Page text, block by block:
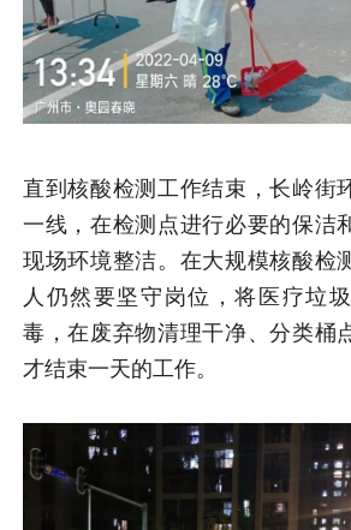
直到核酸检测工作结束，长岭街
一线，在检测点进行必要的保洁
现场环境整洁。在大规模核酸检
人仍然要坚守岗位，将医疗垃
毒，在废弃物清理干净、分类桶
才结束一天的工作。